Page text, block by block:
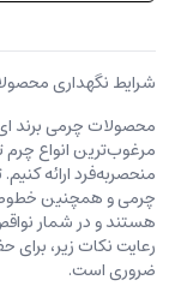
شرایط نگهداری
محصولات چرمی برند ای
مرغوب‌ترین انواع چرم
منحصربه‌فرد ارائه
چرمی و همچنین خطوط
هستند و در شمار
رعایت نکات زیر،
ضروری است.